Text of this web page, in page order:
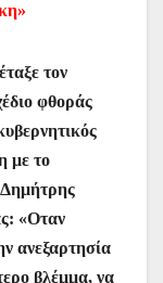
τον
φθοράς
με το
«Οταν
ανεξαρτησία
βλέμμα, να